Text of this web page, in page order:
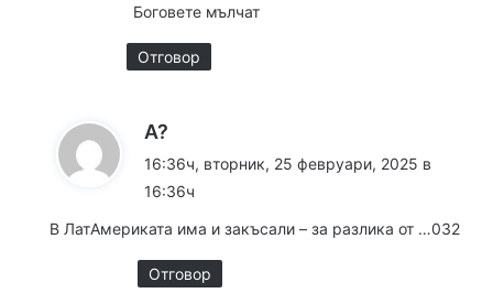
:
Боговете мълчат
Отговор
А?
а
з
:
16:36ч, вторник, 25 февруари, 2025 в
16:36ч
В ЛатАмериката има и закъсали – за разлика от …032
Отговор